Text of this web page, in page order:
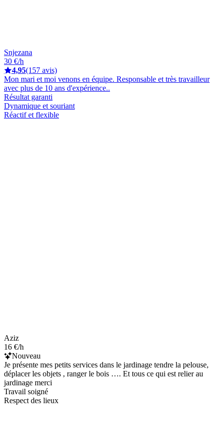
Snjezana
30 €/h
4,95(157 avis)
Mon mari et moi venons en équipe. Responsable et très travailleur
avec plus de 10 ans d'expérience..
Résultat garanti
Dynamique et souriant
Réactif et flexible
Aziz
16 €/h
Nouveau
Je présente mes petits services dans le jardinage tendre la pelouse,
déplacer les objets , ranger le bois …. Et tous ce qui est relier au
jardinage merci
Travail soigné
Respect des lieux